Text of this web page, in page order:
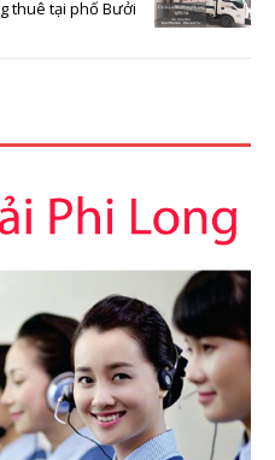
thuê tại phố Bưởi